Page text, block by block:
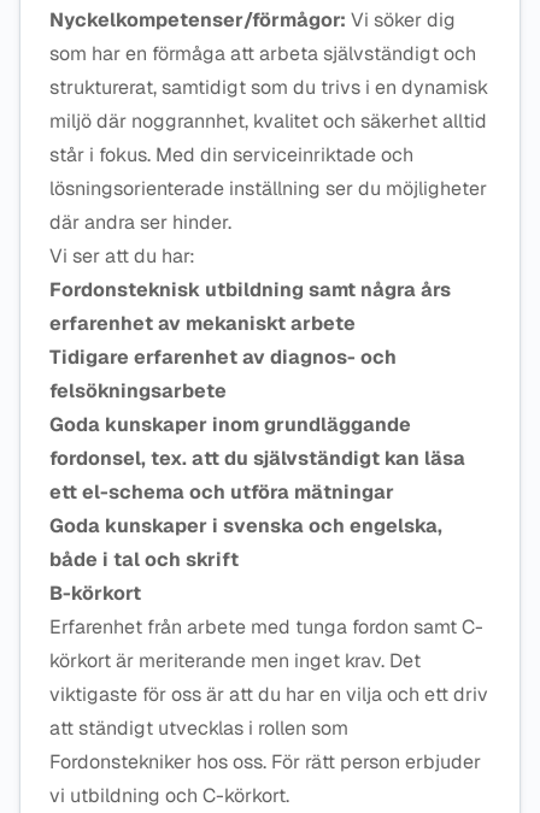
Nyckelkompetenser/förmågor: Vi söker dig
som har en förmåga att arbeta självständigt och
strukturerat, samtidigt som du trivs i en dynamisk
miljö där noggrannhet, kvalitet och säkerhet alltid
står i fokus. Med din serviceinriktade och
lösningsorienterade inställning ser du möjligheter
där andra ser hinder.
Vi ser att du har:
Fordonsteknisk utbildning samt några års
erfarenhet av mekaniskt arbete
Tidigare erfarenhet av diagnos- och
felsökningsarbete
Goda kunskaper inom grundläggande
fordonsel, tex. att du självständigt kan läsa
ett el-schema och utföra mätningar
Goda kunskaper i svenska och engelska,
både i tal och skrift
B-körkort
Erfarenhet från arbete med tunga fordon samt C-
körkort är meriterande men inget krav. Det
viktigaste för oss är att du har en vilja och ett driv
att ständigt utvecklas i rollen som
Fordonstekniker hos oss. För rätt person erbjuder
vi utbildning och C-körkort.